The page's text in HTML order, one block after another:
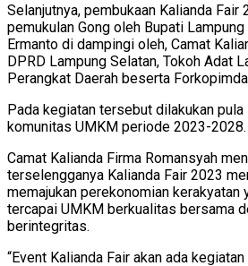
Selanjutnya, pembukaan Kalianda Fair
pemukulan Gong oleh Bupati Lampung
Ermanto di dampingi oleh, Camat
DPRD Lampung Selatan, Tokoh Adat
Perangkat Daerah beserta
Pada kegiatan tersebut dilakukan pula
komunitas UMKM periode 2023-2028.
Camat Kalianda Firma Romansyah
terselengganya Kalianda Fair 2023
memajukan perekonomian kerakyatan
tercapai UMKM berkualitas bersama
berintegritas.
“Event Kalianda Fair akan ada